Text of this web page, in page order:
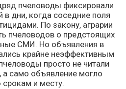
пчеловоды фиксировали
дни, когда соседние поля
По закону, аграрии
пчеловодов о предстоящих
СМИ. Но объявления в
крайне неэффективным
просто не читали
а само объявление могло
и месту.